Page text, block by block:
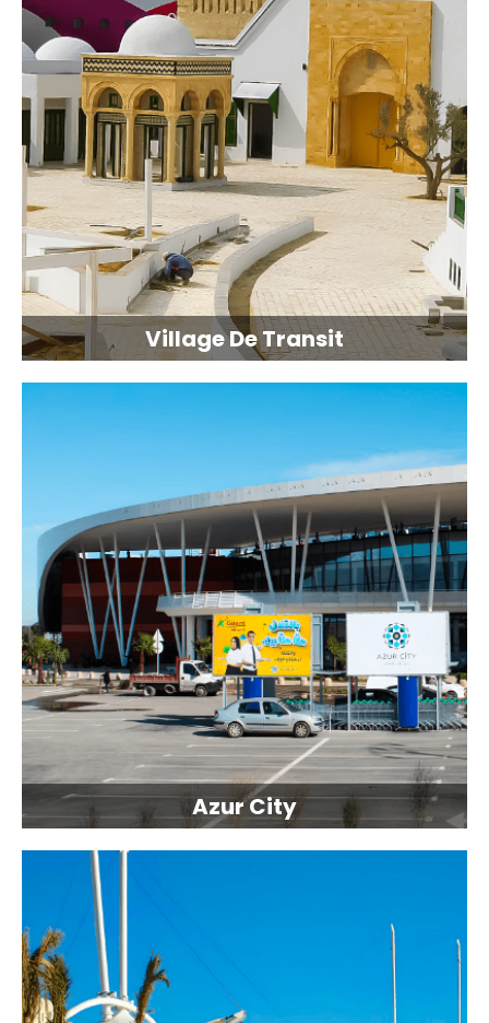
Village De Transit
Azur City